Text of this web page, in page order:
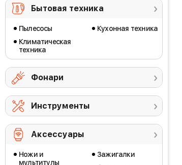
Бытовая техника
Пылесосы
Климатическая
техника
Кухонная техника
Фонари
Инструменты
Аксессуары
Ножи и
мультитулы
Зажигалки